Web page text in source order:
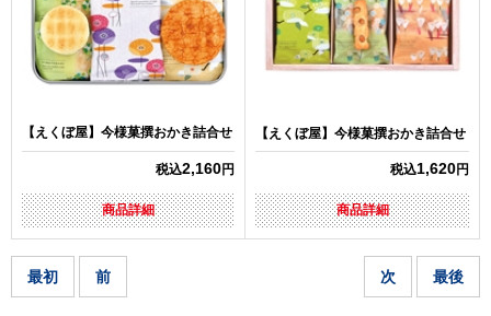
【えくぼ屋】今様菓撰おかき詰合せ
税込2,160円
商品詳細
【えくぼ屋】今様菓撰おかき詰合せ
税込1,620円
商品詳細
最初 前 次 最後